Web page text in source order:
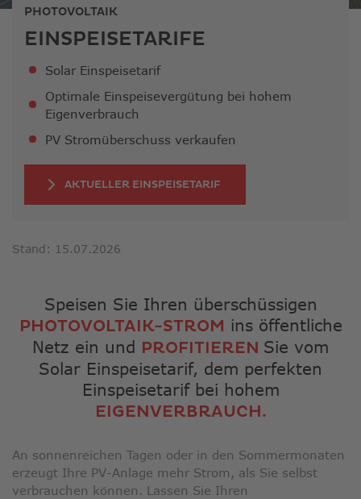
PHOTOVOLTAIK
EINSPEISE­TARIFE
Solar Einspeisetarif
Optimale Einspeisevergütung bei hohem
Eigenverbrauch
PV Stromüberschuss verkaufen
AKTUELLER EINSPEISETARIF
Stand: 15.07.2026
Speisen Sie Ihren überschüssigen
PHOTOVOLTAIK-STROM ins öffentliche
Netz ein und PROFITIEREN Sie vom
Solar Einspeisetarif, dem perfekten
Einspeisetarif bei hohem
EIGENVERBRAUCH.
An sonnenreichen Tagen oder in den Sommermonaten
erzeugt Ihre PV-Anlage mehr Strom, als Sie selbst
verbrauchen können. Lassen Sie Ihren